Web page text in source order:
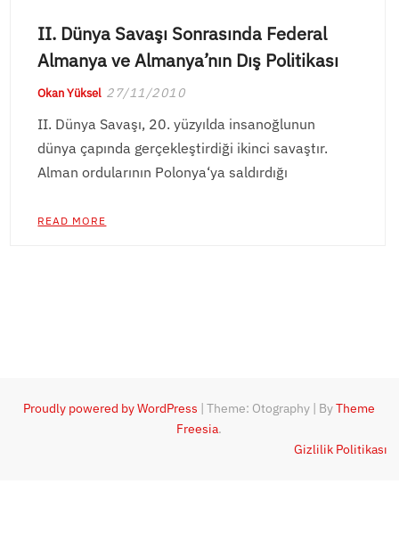
II. Dünya Savaşı Sonrasında Federal
Almanya ve Almanya’nın Dış Politikası
Okan Yüksel 27/11/2010
II. Dünya Savaşı, 20. yüzyılda insanoğlunun
dünya çapında gerçekleştirdiği ikinci savaştır.
Alman ordularının Polonya‘ya saldırdığı
READ MORE
Proudly powered by WordPress |Theme: Otography | ByTheme
Freesia.
Gizlilik Politikası